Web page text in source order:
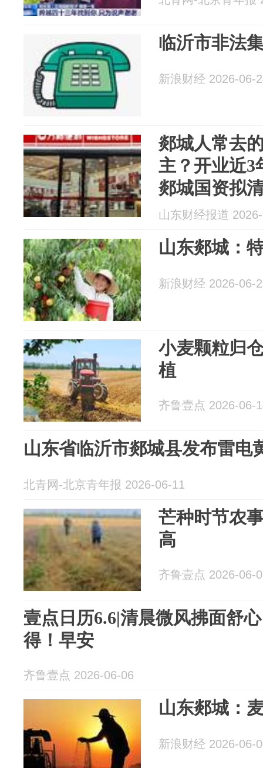
临沂市非法
新浪财经 2026-06-
郯城人常去
主？开业近3
郯城国资拟
山东财经报道
山东郯城：
新浪财经 2026-06-
小麦颗粒归
植
齐鲁壹点 2026-06-
山东省临沂市郯城县发布雷电
北青网-北京青年报 2026-06-11
芒种时节农
高
齐鲁壹点 2026-06-
壹点日历6.6|清晨微风拂面舒
得！早安
齐鲁壹点 2026-06-06
山东郯城：
新浪财经 2026-06-